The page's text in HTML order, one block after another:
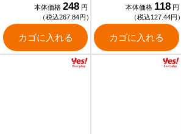
本体価格 248 円
（税込267.84円）
カゴに入れる
本体価格 118 円
（税込127.44円）
カゴに入れる